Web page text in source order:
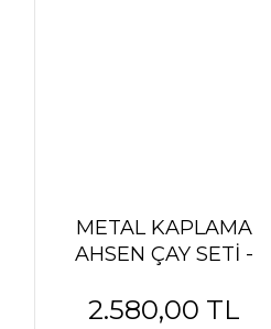
METAL KAPLAMA
AHSEN ÇAY SETİ -
2.580,00 TL